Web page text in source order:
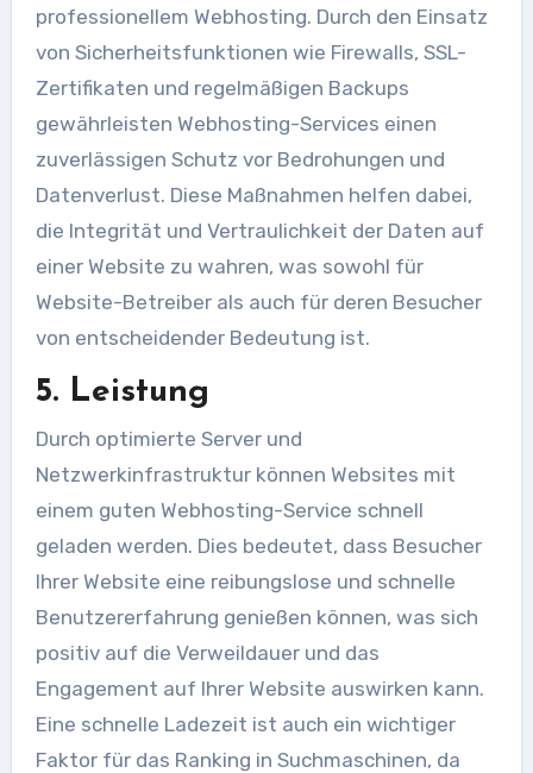
professionellem Webhosting. Durch den Einsatz
von Sicherheitsfunktionen wie Firewalls, SSL-
Zertifikaten und regelmäßigen Backups
gewährleisten Webhosting-Services einen
zuverlässigen Schutz vor Bedrohungen und
Datenverlust. Diese Maßnahmen helfen dabei,
die Integrität und Vertraulichkeit der Daten auf
einer Website zu wahren, was sowohl für
Website-Betreiber als auch für deren Besucher
von entscheidender Bedeutung ist.
5. Leistung
Durch optimierte Server und
Netzwerkinfrastruktur können Websites mit
einem guten Webhosting-Service schnell
geladen werden. Dies bedeutet, dass Besucher
Ihrer Website eine reibungslose und schnelle
Benutzererfahrung genießen können, was sich
positiv auf die Verweildauer und das
Engagement auf Ihrer Website auswirken kann.
Eine schnelle Ladezeit ist auch ein wichtiger
Faktor für das Ranking in Suchmaschinen, da